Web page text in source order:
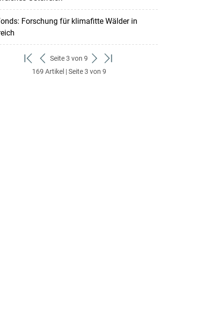
Forschung für klimafitte Wälder in
zum
ersten
zurück
zum
Seite 3 von 9
weiter
zum
zum
169 Artikel | Seite 3 von 9